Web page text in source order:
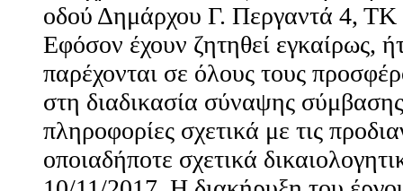
οδού Δημάρχου Γ. Περγαντά 4, ΤΚ
Εφόσον έχουν ζητηθεί εγκαίρως,
παρέχονται σε όλους τους
στη διαδικασία σύναψης
πληροφορίες σχετικά με τις
οποιαδήποτε σχετικά